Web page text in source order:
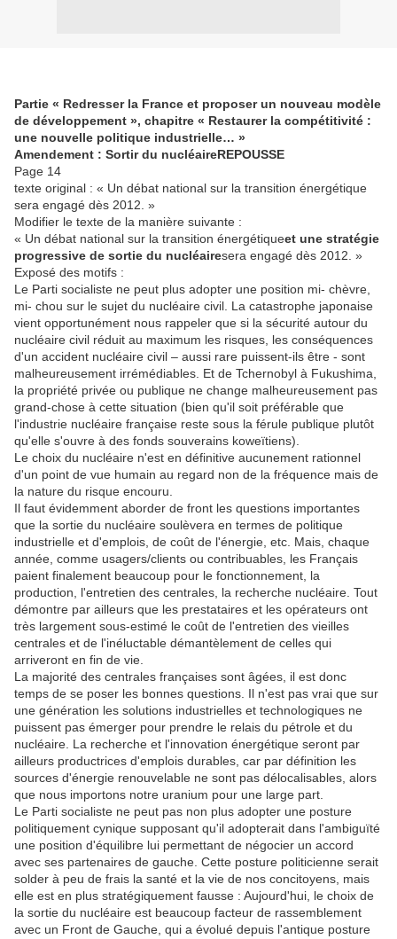
Partie « Redresser la France et proposer un nouveau modèle
de développement », chapitre « Restaurer la compétitivité :
une nouvelle politique industrielle… »
Amendement : Sortir du nucléaireREPOUSSE
Page 14
texte original : « Un débat national sur la transition énergétique
sera engagé dès 2012. »
Modifier le texte de la manière suivante :
« Un débat national sur la transition énergétiqueet une stratégie
progressive de sortie du nucléairesera engagé dès 2012. »
Exposé des motifs :
Le Parti socialiste ne peut plus adopter une position mi- chèvre,
mi- chou sur le sujet du nucléaire civil. La catastrophe japonaise
vient opportunément nous rappeler que si la sécurité autour du
nucléaire civil réduit au maximum les risques, les conséquences
d'un accident nucléaire civil – aussi rare puissent-ils être - sont
malheureusement irrémédiables. Et de Tchernobyl à Fukushima,
la propriété privée ou publique ne change malheureusement pas
grand-chose à cette situation (bien qu'il soit préférable que
l'industrie nucléaire française reste sous la férule publique plutôt
qu'elle s'ouvre à des fonds souverains koweïtiens).
Le choix du nucléaire n'est en définitive aucunement rationnel
d'un point de vue humain au regard non de la fréquence mais de
la nature du risque encouru.
Il faut évidemment aborder de front les questions importantes
que la sortie du nucléaire soulèvera en termes de politique
industrielle et d'emplois, de coût de l'énergie, etc. Mais, chaque
année, comme usagers/clients ou contribuables, les Français
paient finalement beaucoup pour le fonctionnement, la
production, l'entretien des centrales, la recherche nucléaire. Tout
démontre par ailleurs que les prestataires et les opérateurs ont
très largement sous-estimé le coût de l'entretien des vieilles
centrales et de l'inéluctable démantèlement de celles qui
arriveront en fin de vie.
La majorité des centrales françaises sont âgées, il est donc
temps de se poser les bonnes questions. Il n'est pas vrai que sur
une génération les solutions industrielles et technologiques ne
puissent pas émerger pour prendre le relais du pétrole et du
nucléaire. La recherche et l'innovation énergétique seront par
ailleurs productrices d'emplois durables, car par définition les
sources d'énergie renouvelable ne sont pas délocalisables, alors
que nous importons notre uranium pour une large part.
Le Parti socialiste ne peut pas non plus adopter une posture
politiquement cynique supposant qu'il adopterait dans l'ambiguïté
une position d'équilibre lui permettant de négocier un accord
avec ses partenaires de gauche. Cette posture politicienne serait
solder à peu de frais la santé et la vie de nos concitoyens, mais
elle est en plus stratégiquement fausse : Aujourd'hui, le choix de
la sortie du nucléaire est beaucoup facteur de rassemblement
avec un Front de Gauche, qui a évolué depuis l'antique posture